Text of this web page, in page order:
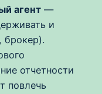
агент —
и
брокер).
отчетности
повлечь